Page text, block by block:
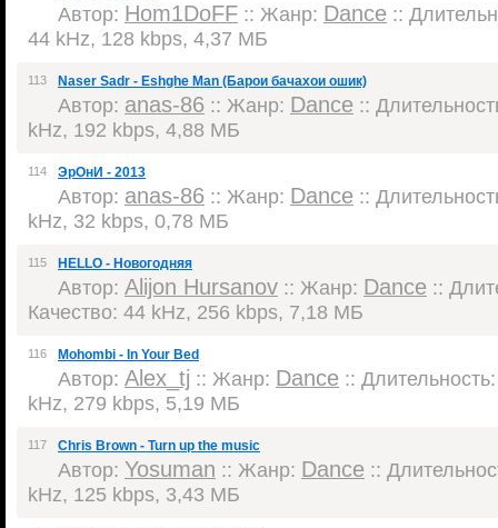
Автор: Hom1DoFF :: Жанр: Dance ::
44 kHz, 128 kbps, 4,37 МБ
113 Naser Sadr - Eshghe Man (Барои бачахои ошик)
Автор: anas-86 :: Жанр: Dance ::
kHz, 192 kbps, 4,88 МБ
114 ЭрОнИ - 2013
Автор: anas-86 :: Жанр: Dance ::
kHz, 32 kbps, 0,78 МБ
115 HELLO - Новогодняя
Автор: Alijon Hursanov :: Жанр: Dance ::
Качество: 44 kHz, 256 kbps, 7,18 МБ
116 Mohombi - In Your Bed
Автор: Alex_tj :: Жанр: Dance ::
kHz, 279 kbps, 5,19 МБ
117 Chris Brown - Turn up the music
Автор: Yosuman :: Жанр: Dance ::
kHz, 125 kbps, 3,43 МБ